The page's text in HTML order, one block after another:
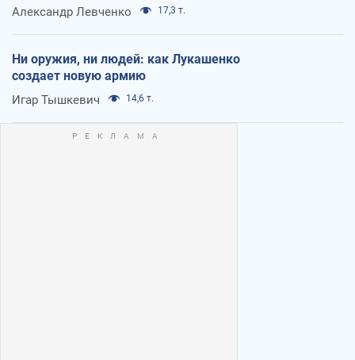
Александр Левченко 17,3 т.
Ни оружия, ни людей: как Лукашенко
создает новую армию
Игар Тышкевич 14,6 т.